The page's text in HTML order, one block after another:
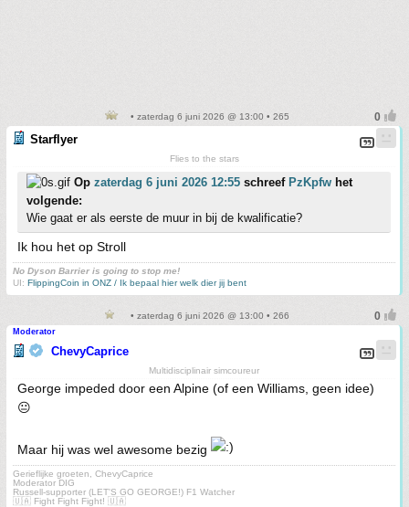
• zaterdag 6 juni 2026 @ 13:00 • 265
Starflyer
Flies to the stars
Op zaterdag 6 juni 2026 12:55 schreef PzKpfw het
volgende:
Wie gaat er als eerste de muur in bij de kwalificatie?
Ik hou het op Stroll
No Dyson Barrier is going to stop me!
UI: FlippingCoin in ONZ / Ik bepaal hier welk dier jij bent
• zaterdag 6 juni 2026 @ 13:00 • 266
Moderator
ChevyCaprice
Multidisciplinair simcoureur
George impeded door een Alpine (of een Williams, geen idee)
😐
Maar hij was wel awesome bezig
Gerieflijke groeten, ChevyCaprice
Moderator DIG
Russell-supporter (LET'S GO GEORGE!) F1 Watcher
🇺🇦 Fight Fight Fight! 🇺🇦